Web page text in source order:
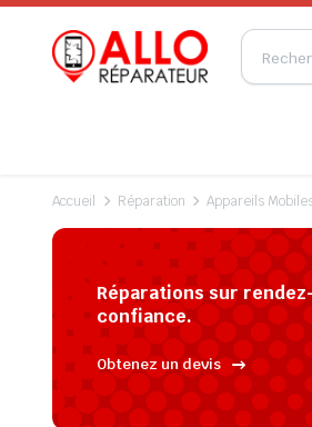
Accueil Réparation Appareils
Réparations sur
confiance.
Obtenez un devis